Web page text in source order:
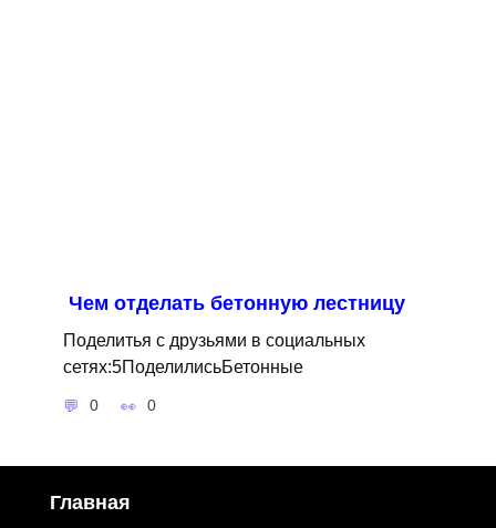
Чем отделать бетонную лестницу
Поделитья с друзьями в социальных
сетях:5ПоделилисьБетонные
0 0
Главная